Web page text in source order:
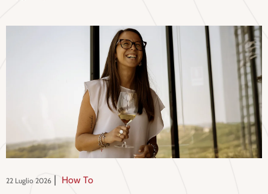
22 Luglio 2026 | How To